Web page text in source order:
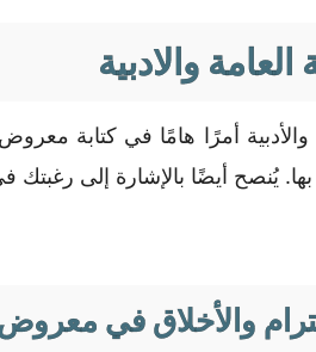
العامة والادبية
والأدبية أمرًا هامًا في كتابة
بها. يُنصح أيضًا بالإشارة إلى
والأخلاق في